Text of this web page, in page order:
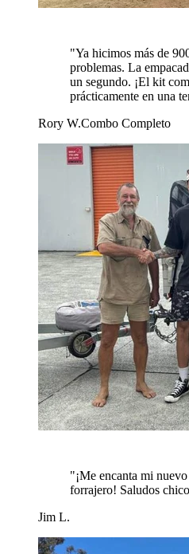
"Ya hicimos más de
problemas. La
un segundo. ¡El kit
prácticamente en una
Rory W.Combo Completo
"¡Me encanta mi
forrajero! Saludos
Jim L.